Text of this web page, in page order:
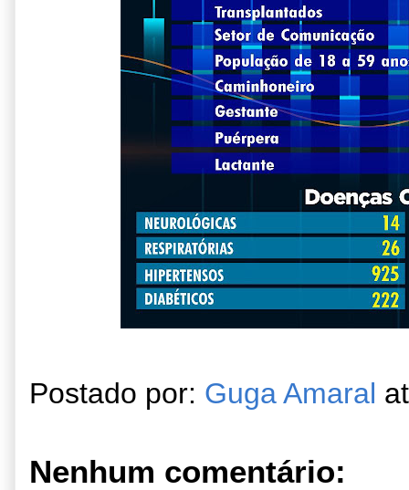
Postado por: Guga Amaral
Nenhum comentário: